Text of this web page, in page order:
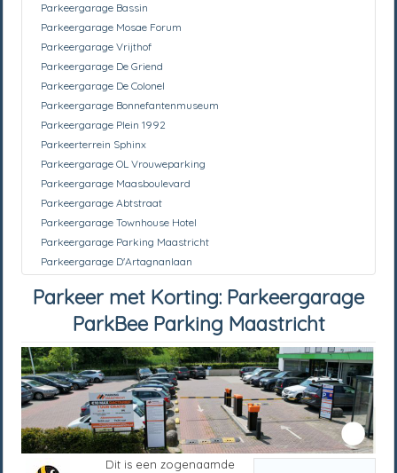
Parkeergarage Bassin
Parkeergarage Mosae Forum
Parkeergarage Vrijthof
Parkeergarage De Griend
Parkeergarage De Colonel
Parkeergarage Bonnefantenmuseum
Parkeergarage Plein 1992
Parkeerterrein Sphinx
Parkeergarage OL Vrouweparking
Parkeergarage Maasboulevard
Parkeergarage Abtstraat
Parkeergarage Townhouse Hotel
Parkeergarage Parking Maastricht
Parkeergarage D'Artagnanlaan
Parkeer met Korting: Parkeergarage
ParkBee Parking Maastricht
Dit is een zogenaamde